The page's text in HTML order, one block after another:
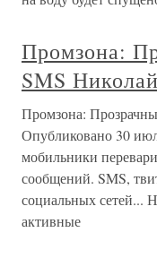
Промзона:
SMS
Промзона:
Опубликовано 30
мобильники
сообщений. SMS,
социальных сетей...
активные